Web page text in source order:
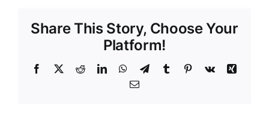
Share This Story, Choose Your
Platform!
Facebook
X RedditLinkedInWhatsApp
TelegramTumblr Pinterest
Vk
Xing
E-